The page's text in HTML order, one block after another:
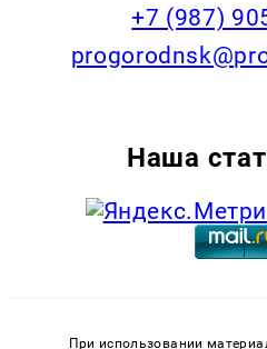
+7 (987)
Наша
При использовании